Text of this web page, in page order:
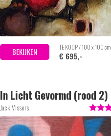
BEKIJKEN TE KOOP / 100 x 100 cm
€ 695,-
Jack Vissers
In Licht Gevormd (rood 2)